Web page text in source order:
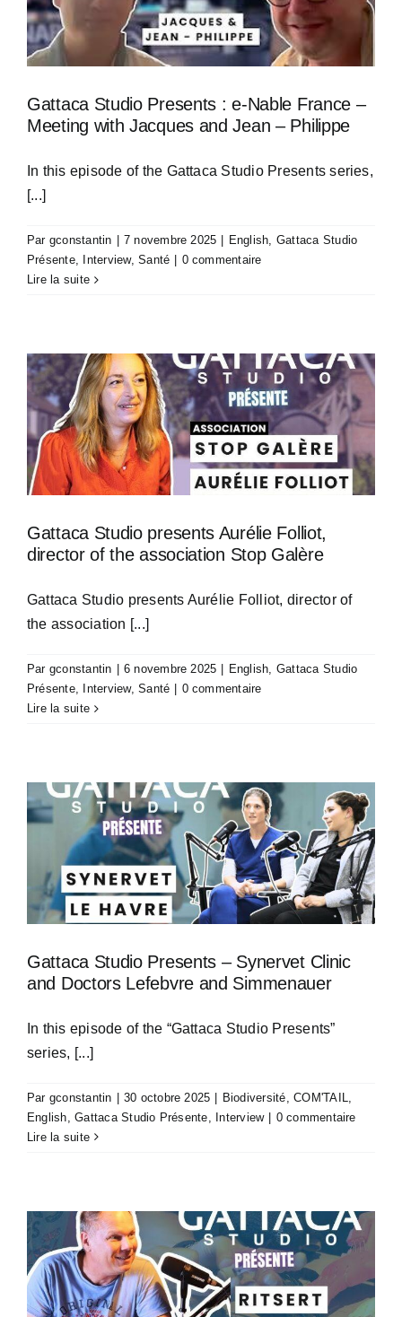
Gattaca Studio Presents : e-Nable France –
Meeting with Jacques and Jean – Philippe
In this episode of the Gattaca Studio Presents series,
[...]
Par gconstantin 7 novembre 2025 English, Gattaca Studio
Présente, Interview,Santé
0 commentaire
Lire la suite
Gattaca Studio presents Aurélie Folliot,
director of the association Stop Galère
Gattaca Studio presents Aurélie Folliot, director of
the association [...]
Par gconstantin 6 novembre 2025 English, Gattaca Studio
Présente, Interview,Santé
0 commentaire
Lire la suite
Gattaca Studio Presents – Synervet Clinic
and Doctors Lefebvre and Simmenauer
In this episode of the “Gattaca Studio Presents”
series, [...]
Par gconstantin 30 octobre 2025 Biodiversité ,COM'TAIL
English ,Gattaca Studio Présente Interview
0 commentaire
Lire la suite